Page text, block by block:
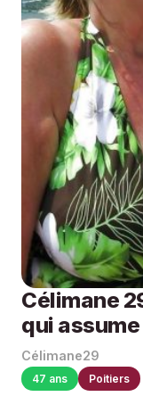
Célimane
qui
Célimane29
47 ans Poitiers